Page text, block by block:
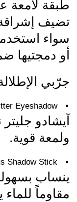
طبقة لامعة
تضيف إشراقة
سواء
أو دمجتيها
جرّبي
Urban Decay 24/7 Moondust Glitter Eyeshadow
آيشادو جليتر
ولمعة قوية.
ينساب بسهولة
مقاوماً للماء